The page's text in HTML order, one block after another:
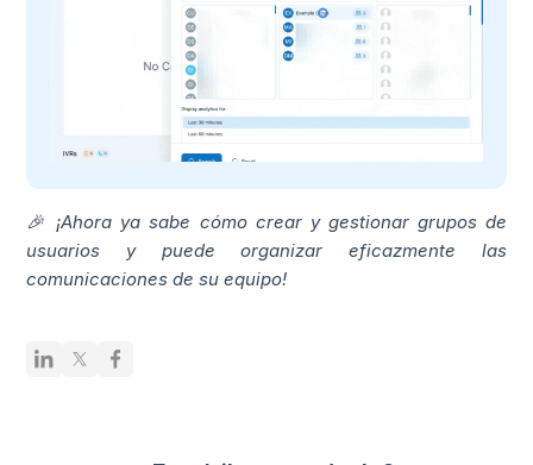
🎉 ¡Ahora ya sabe cómo crear y gestionar grupos de
usuarios y puede organizar eficazmente las
comunicaciones de su equipo!